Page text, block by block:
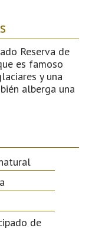
Reserva de
es famoso
y una
alberga una
de